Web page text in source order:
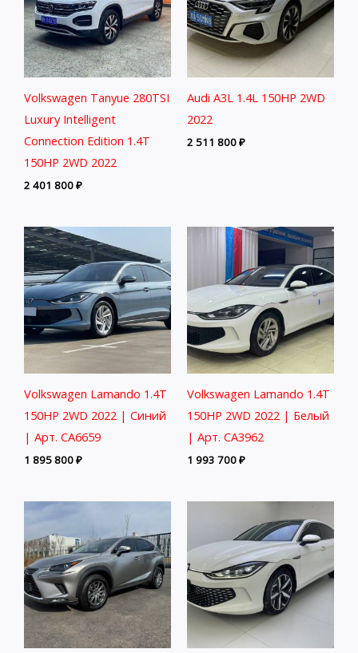
Volkswagen Tanyue 280TSI
Luxury Intelligent
Connection Edition 1.4T
150HP 2WD 2022
2 401 800₽
Audi A3L 1.4L 150HP 2WD
2022
2 511 800₽
Volkswagen Lamando 1.4T
150HP 2WD 2022 | Синий
| Арт. CA6659
1 895 800₽
Volkswagen Lamando 1.4T
150HP 2WD 2022 | Белый
| Арт. CA3962
1 993 700₽